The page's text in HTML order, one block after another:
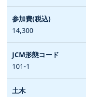
14,300
101-1